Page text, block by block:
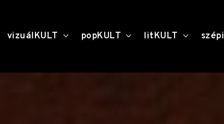
vizuálKULT toggle
child
popKULT toggle
child
litKULT toggle
child